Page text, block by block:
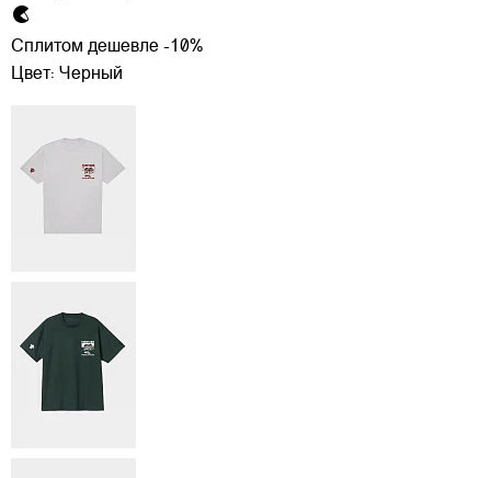
Сплитом дешевле -10%
Цвет: Черный